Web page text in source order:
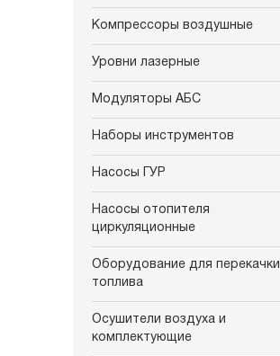
Компрессоры воздушные
Уровни лазерные
Модуляторы АБС
Наборы инструментов
Насосы ГУР
Насосы отопителя
циркуляционные
Оборудование для перекачки
топлива
Осушители воздуха и
комплектующие